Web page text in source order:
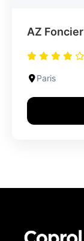
AZ Foncier
Paris